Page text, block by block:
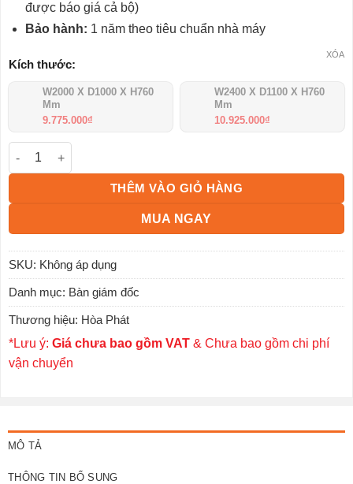
được báo giá cả bộ)
Bảo hành: 1 năm theo tiêu chuẩn nhà máy
Kích thước:
W2000 X D1000 X H760
Mm
9.775.000₫
W2400 X D1100 X H760
Mm
10.925.000₫
XÓA
Bàn lãnh đạo cao cấp DT2010V21 số lượng
THÊM VÀO GIỎ HÀNG
MUA NGAY
SKU: Không áp dụng
Danh mục: Bàn giám đốc
Thương hiệu: Hòa Phát
*Lưu ý: Giá chưa bao gồm VAT & Chưa bao gồm chi phí
vận chuyển
MÔ TẢ
THÔNG TIN BỔ SUNG